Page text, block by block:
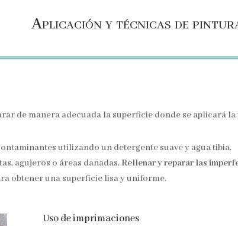
Aplicación y técnicas de
de manera adecuada la superficie donde se aplicará
utilizando un detergente suave y agua tibia.
agujeros o áreas dañadas. Rellenar y reparar las
obtener una superficie lisa y uniforme.
Uso de imprimaciones